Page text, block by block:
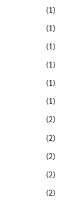
(1)
(1)
(1)
(1)
(1)
(1)
(2)
(2)
(2)
(2)
(2)